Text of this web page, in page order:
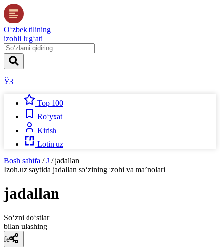
O‘zbek tilining
izohli lug‘ati
ЎЗ
Top 100
Ro‘yxat
Kirish
Lotin.uz
Bosh sahifa / J / jadallan
Izoh.uz saytida jadallan so‘zining izohi va ma’nolari
jadallan
So‘zni do‘stlar
bilan ulashing
fe’l